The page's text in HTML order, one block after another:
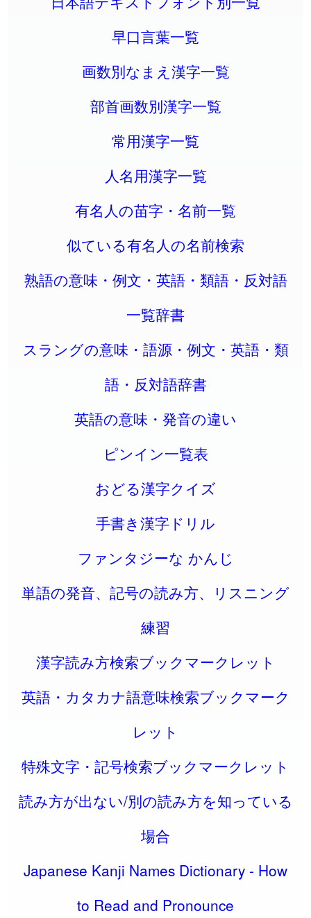
早口言葉一覧
画数別なまえ漢字一覧
部首画数別漢字一覧
常用漢字一覧
人名用漢字一覧
有名人の苗字・名前一覧
似ている有名人の名前検索
熟語の意味・例文・英語・類語・反対語
一覧辞書
スラングの意味・語源・例文・英語・類
語・反対語辞書
英語の意味・発音の違い
ピンイン一覧表
おどる漢字クイズ
手書き漢字ドリル
ファンタジーな かんじ
単語の発音、記号の読み方、リスニング
練習
漢字読み方検索ブックマークレット
英語・カタカナ語意味検索ブックマーク
レット
特殊文字・記号検索ブックマークレット
読み方が出ない/別の読み方を知っている
場合
Japanese Kanji Names Dictionary - How
to Read and Pronounce